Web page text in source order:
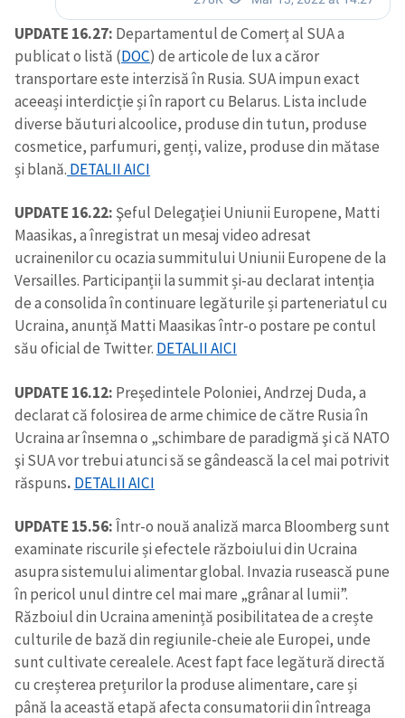
Trimite o informație
Despre ZdG
in English
на русском
UPDATE 16.27: Departamentul de Comerț al SUA a
publicat o listă (DOC) de articole de lux a căror
transportare este interzisă în Rusia. SUA impun exact
aceeași interdicție și în raport cu Belarus. Lista include
diverse băuturi alcoolice, produse din tutun, produse
cosmetice, parfumuri, genți, valize, produse din mătase
și blană. DETALII AICI
UPDATE 16.22: Şeful Delegaţiei Uniunii Europene, Matti
Maasikas, a înregistrat un mesaj video adresat
ucrainenilor cu ocazia summitului Uniunii Europene de la
Versailles. Participanții la summit și-au declarat intenția
de a consolida în continuare legăturile și parteneriatul cu
Ucraina, anunță Matti Maasikas într-o postare pe contul
său oficial de Twitter. DETALII AICI
UPDATE 16.12: Preşedintele Poloniei, Andrzej Duda, a
declarat că folosirea de arme chimice de către Rusia în
Ucraina ar însemna o „schimbare de paradigmă şi că NATO
şi SUA vor trebui atunci să se gândească la cel mai potrivit
răspuns. DETALII AICI
UPDATE 15.56:Într-o nouă analiză marca Bloomberg sunt
examinate riscurile și efectele războiului din Ucraina
asupra sistemului alimentar global. Invazia rusească pune
în pericol unul dintre cel mai mare „grânar al lumii”.
Războiul din Ucraina amenință posibilitatea de a crește
culturile de bază din regiunile-cheie ale Europei, unde
sunt cultivate cerealele. Acest fapt face legătură directă
cu creșterea prețurilor la produse alimentare, care și
până la această etapă afecta consumatorii din întreaga